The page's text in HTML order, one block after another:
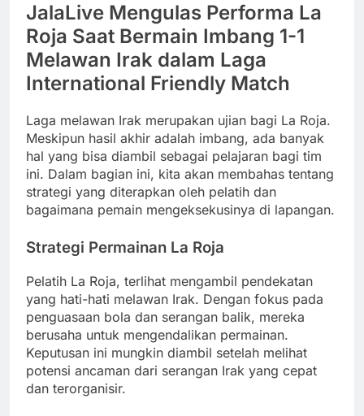
JalaLive Mengulas Performa La
Roja Saat Bermain Imbang 1-1
Melawan Irak dalam Laga
International Friendly Match
Laga melawan Irak merupakan ujian bagi La Roja.
Meskipun hasil akhir adalah imbang, ada banyak
hal yang bisa diambil sebagai pelajaran bagi tim
ini. Dalam bagian ini, kita akan membahas tentang
strategi yang diterapkan oleh pelatih dan
bagaimana pemain mengeksekusinya di lapangan.
Strategi Permainan La Roja
Pelatih La Roja, terlihat mengambil pendekatan
yang hati-hati melawan Irak. Dengan fokus pada
penguasaan bola dan serangan balik, mereka
berusaha untuk mengendalikan permainan.
Keputusan ini mungkin diambil setelah melihat
potensi ancaman dari serangan Irak yang cepat
dan terorganisir.